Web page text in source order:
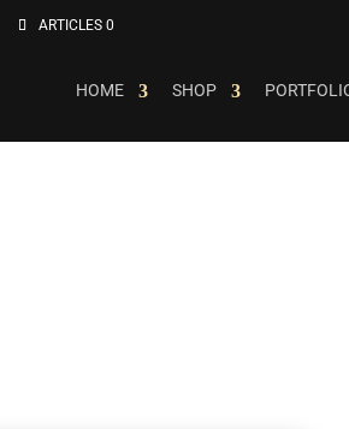
ARTICLES 0
HOME SHOP